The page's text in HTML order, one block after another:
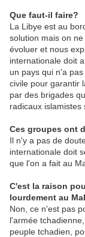
Que faut-il faire?
La Libye est au
solution mais on
évoluer et nous
internationale doit
un pays qui n'a
civile pour garantir
par des brigades
radicaux islamistes
Ces groupes ont
Il n'y a pas de
internationale doit
que l'on a fait au
C'est la raison
lourdement au
Non, ce n'est pas
l'armée
peuple tchadien,